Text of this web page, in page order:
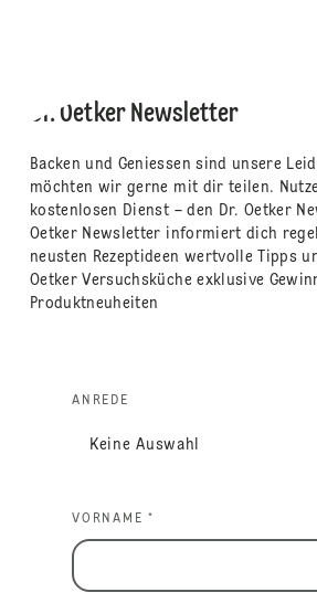
Dr. Oetker Newsletter
Backen und Geniessen sind unsere
möchten wir gerne mit dir teilen.
kostenlosen Dienst – den Dr. Oetker
Oetker Newsletter informiert dich
neusten Rezeptideen wertvolle Tipps
Oetker Versuchsküche exklusive
Produktneuheiten
ANREDE
VORNAME *